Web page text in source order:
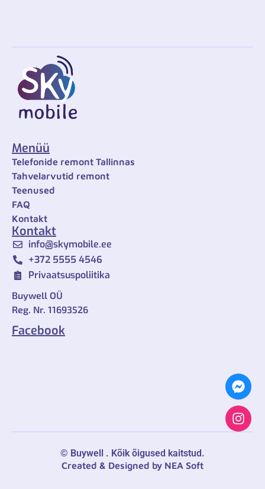
Menüü
Telefonide remont Tallinnas
Tahvelarvutid remont
Teenused
FAQ
Kontakt
Kontakt
info@skymobile.ee
+372 ‎5555 4546
Privaatsuspoliitika
Buywell OÜ
Reg. Nr. 11693526
Facebook
© Buywell . Kõik õigused kaitstud.
Created & Designed by NEA Soft